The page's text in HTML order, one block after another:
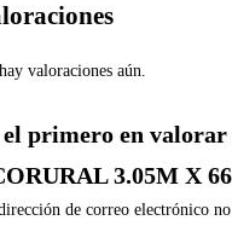
valoraciones aún.
el primero en
3.05M X
de correo electrónico no